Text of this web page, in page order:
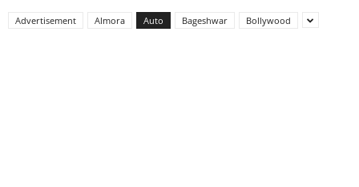
Advertisement Almora Auto Bageshwar Bollywood